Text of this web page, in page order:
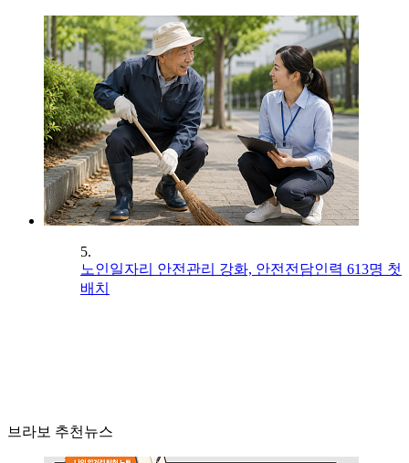
5.
노인일자리 안전관리 강화, 안전전담인력 613명 첫
배치
브라보 추천뉴스